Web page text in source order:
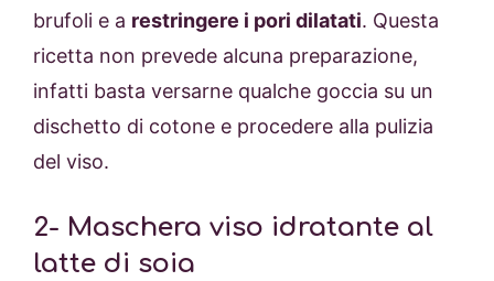
brufoli e a restringere i pori dilatati. Questa
ricetta non prevede alcuna preparazione,
infatti basta versarne qualche goccia su un
dischetto di cotone e procedere alla pulizia
del viso.
2- Maschera viso idratante al
latte di soia